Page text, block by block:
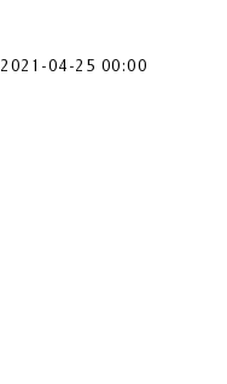
2021-04-25 00:00